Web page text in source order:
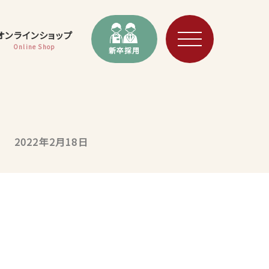
ンラインショップ
Online Shop 新卒採用
2022年2月18日